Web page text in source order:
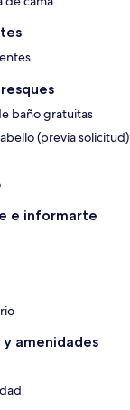
baño gratuitas
(previa solicitud)
e informarte
amenidades